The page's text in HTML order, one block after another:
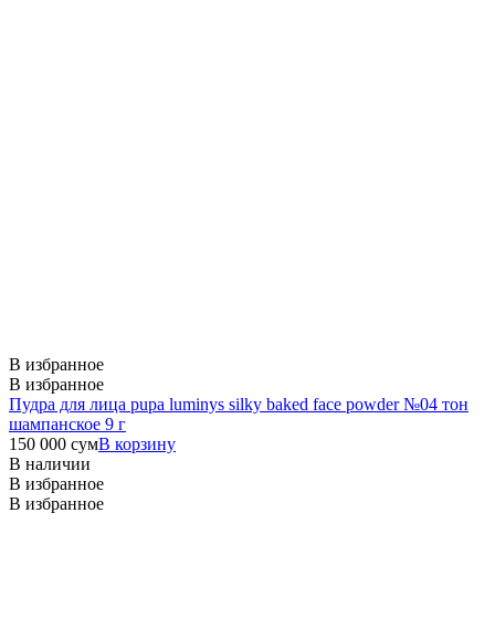
В избранное
В избранное
Пудра для лица pupa luminys silky baked face powder №04 тон
шампанское 9 г
150 000 сумВ корзину
В наличии
В избранное
В избранное